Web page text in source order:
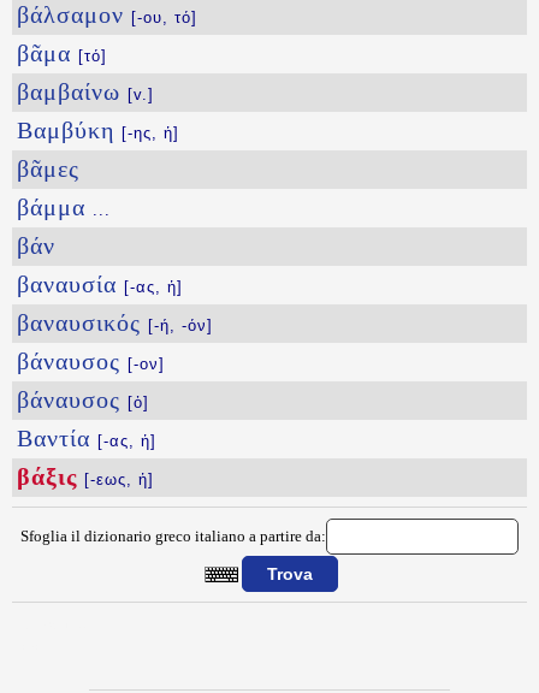
βάλσαμον [-ου, τό]
βᾶμα [τό]
βαμβαίνω [v.]
Βαμβύκη [-ης, ἡ]
βᾶμες
βάμμα ...
βάν
βαναυσία [-ας, ἡ]
βαναυσικός [-ή, -όν]
βάναυσος [-ον]
βάναυσος [ὁ]
Βαντία [-ας, ἡ]
βάξις [-εως, ἡ]
Sfoglia il dizionario greco italiano a partire da: